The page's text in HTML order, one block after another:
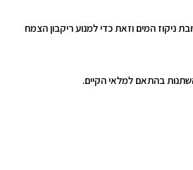
ניקוז המים וזאת כדי למנוע ריקבון הצמח
בהתאם למלאי הקיים.